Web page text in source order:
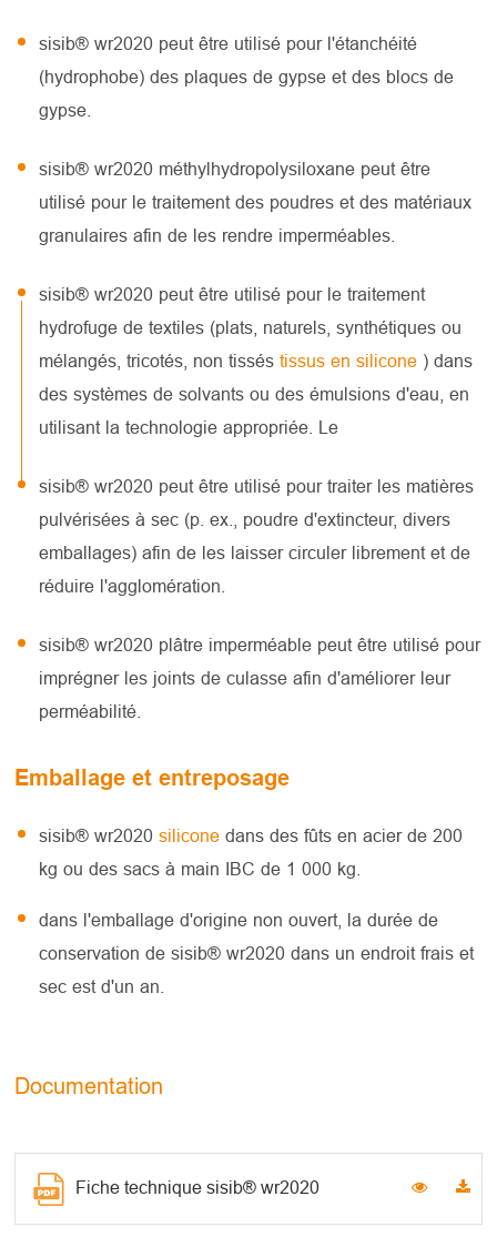
sisib® wr2020 peut être utilisé pour l'étanchéité
(hydrophobe) des plaques de gypse et des blocs de
gypse.
sisib® wr2020 méthylhydropolysiloxane peut être
utilisé pour le traitement des poudres et des matériaux
granulaires afin de les rendre imperméables.
sisib® wr2020 peut être utilisé pour le traitement
hydrofuge de textiles (plats, naturels, synthétiques ou
mélangés, tricotés, non tisséstissus en silicone ) dans
des systèmes de solvants ou des émulsions d'eau, en
utilisant la technologie appropriée. Le
sisib® wr2020 peut être utilisé pour traiter les matières
pulvérisées à sec (p. ex., poudre d'extincteur, divers
emballages) afin de les laisser circuler librement et de
réduire l'agglomération.
sisib® wr2020 plâtre imperméable peut être utilisé pour
imprégner les joints de culasse afin d'améliorer leur
perméabilité.
Emballage et entreposage
sisib® wr2020siliconedans des fûts en acier de 200
kg ou des sacs à main IBC de 1 000 kg.
dans l'emballage d'origine non ouvert, la durée de
conservation de sisib® wr2020 dans un endroit frais et
sec est d'un an.
Documentation
Fiche technique sisib® wr2020